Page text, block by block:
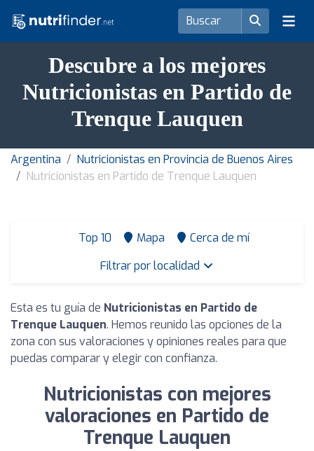
Descubre a los mejores
Nutricionistas en Partido de
Trenque Lauquen
Argentina
Nutricionistas en Provincia de Buenos Aires
Nutricionistas en Partido de Trenque Lauquen
Top 10 Mapa
Cerca de mí
Filtrar por localidad
Esta es tu guía de Nutricionistas en Partido de
Trenque Lauquen. Hemos reunido las opciones de la
zona con sus valoraciones y opiniones reales para que
puedas comparar y elegir con confianza.
Nutricionistas con mejores
valoraciones en Partido de
Trenque Lauquen